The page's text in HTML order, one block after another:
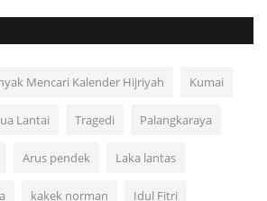
Mencari Kalender Hijriyah Kumai
Lantai Tragedi Palangkaraya
Arus pendek Laka lantas
kakek norman Idul Fitri